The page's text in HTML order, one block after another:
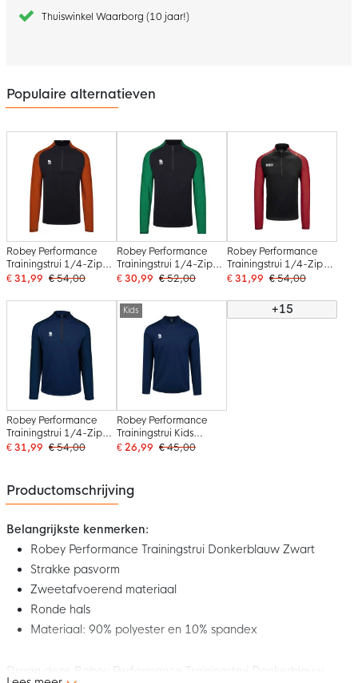
Thuiswinkel Waarborg (10 jaar!)
Populaire alternatieven
Robey Performance
Trainingstrui 1/4-Zip
Zwart Oranje
€ 31,99 € 54,00
Robey Performance
Trainingstrui 1/4-Zip
Zwart Groen
€ 30,99 € 52,00
Robey Performance
Trainingstrui 1/4-Zip
Zwart Rood
€ 31,99 € 54,00
Robey Performance
Trainingstrui 1/4-Zip
Donkerblauw Zwart
€ 31,99 € 54,00
Kids
Robey Performance
Trainingstrui Kids
Donkerblauw Zwart
€ 26,99 € 45,00
+15
Productomschrijving
Belangrijkste kenmerken:
Robey Performance Trainingstrui Donkerblauw Zwart
Strakke pasvorm
Zweetafvoerend materiaal
Ronde hals
Materiaal: 90% polyester en 10% spandex
Draag deze Robey Performance Trainingstrui Donkerblauw